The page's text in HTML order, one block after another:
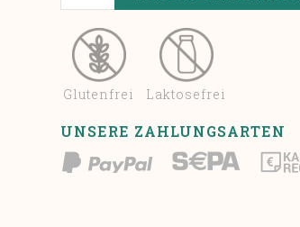
Glutenfrei Laktosefrei
UNSERE ZAHLUNGSARTEN